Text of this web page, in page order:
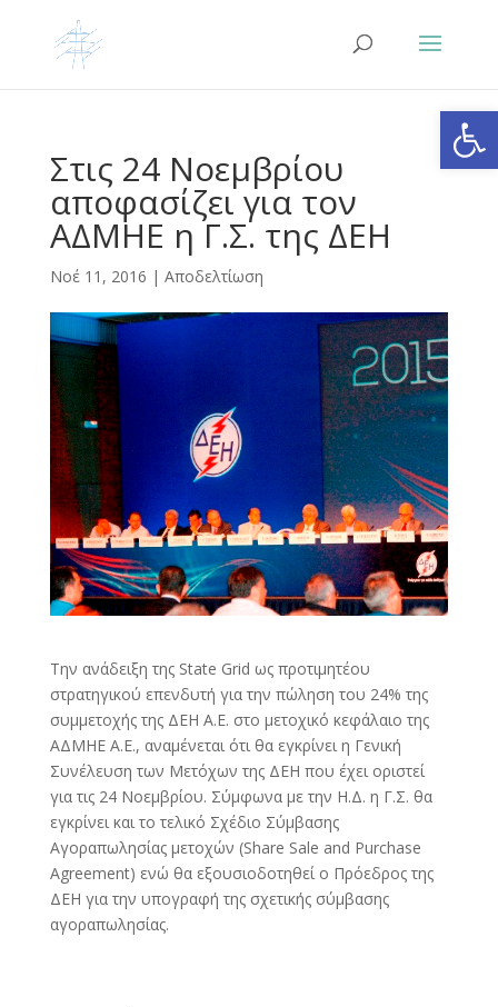
Στις 24 Νοεμβρίου
αποφασίζει για τον
ΑΔΜΗΕ η Γ.Σ. της ΔΕΗ
Νοέ 11, 2016 | Αποδελτίωση
Την ανάδειξη της State Grid ως προτιμητέου
στρατηγικού επενδυτή για την πώληση του 24% της
συμμετοχής της ΔΕΗ A.E. στο μετοχικό κεφάλαιο της
ΑΔΜΗΕ Α.Ε., αναμένεται ότι θα εγκρίνει η Γενική
Συνέλευση των Μετόχων της ΔΕΗ που έχει οριστεί
για τις 24 Νοεμβρίου. Σύμφωνα με την Η.Δ. η Γ.Σ. θα
εγκρίνει και το τελικό Σχέδιο Σύμβασης
Αγοραπωλησίας μετοχών (Share Sale and Purchase
Agreement) ενώ θα εξουσιοδοτηθεί ο Πρόεδρος της
ΔΕΗ για την υπογραφή της σχετικής σύμβασης
αγοραπωλησίας.